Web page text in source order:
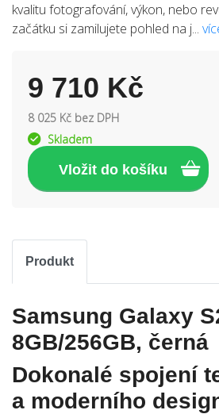
kvalitu fotografování, výkon, nebo
začátku si zamilujete pohled na j...
9 710 Kč
8 025 Kč bez DPH
Skladem
Produkt
Samsung Galaxy
8GB/256GB, černá
Dokonalé spojení
a moderního